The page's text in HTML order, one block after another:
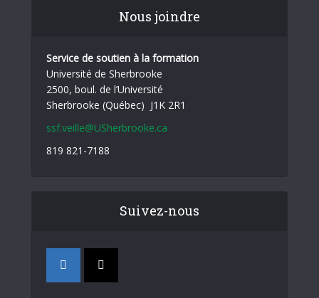
Nous joindre
Service de soutien à la formation
Université de Sherbrooke
2500, boul. de l’Université
Sherbrooke (Québec) J1K 2R1
ssf.veille@USherbrooke.ca
819 821-7188
Suivez-nous